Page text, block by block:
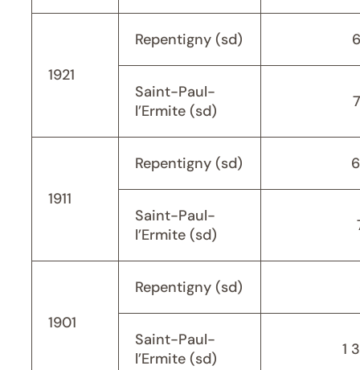
1921
Repentigny (sd)
Saint-Paul-
l’Ermite (sd)
1911
Repentigny (sd)
Saint-Paul-
l’Ermite (sd)
1901
Repentigny (sd)
Saint-Paul-
l’Ermite (sd)
1